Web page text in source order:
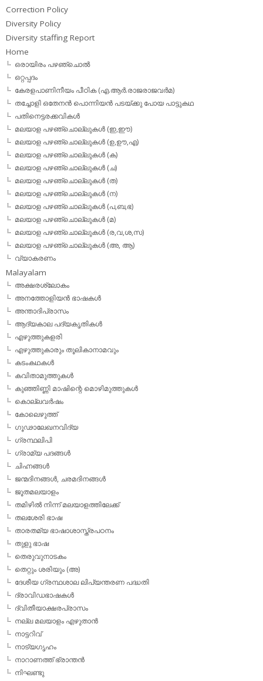
Correction Policy
Diversity Policy
Diversity staffing Report
Home
ഒരായിരം പഴഞ്ചൊല്‍
ഒറ്റപ്പദം
കേരളപാണിനീയം പീഠിക (എ.ആര്‍.രാജരാജവര്‍മ)
തച്ചോളി ഒതേനൻ പൊന്നിയൻ പടയ്‌ക്കു പോയ പാട്ടുകഥ
പതിനെട്ടരക്കവികള്‍
മലയാള പഴഞ്ചൊല്ലുകള്‍ (ഇ,ഈ)
മലയാള പഴഞ്ചൊല്ലുകള്‍ (ഉ,ഊ,എ)
മലയാള പഴഞ്ചൊല്ലുകള്‍ (ക)
മലയാള പഴഞ്ചൊല്ലുകള്‍ (ച)
മലയാള പഴഞ്ചൊല്ലുകള്‍ (ത)
മലയാള പഴഞ്ചൊല്ലുകള്‍ (ന)
മലയാള പഴഞ്ചൊല്ലുകള്‍ (പ,ബ,ഭ)
മലയാള പഴഞ്ചൊല്ലുകള്‍ (മ)
മലയാള പഴഞ്ചൊല്ലുകള്‍ (ര,വ,ശ,സ)
മലയാള പഴഞ്ചൊല്ലുകൾ (അ, ആ)
വ്യാകരണം
Malayalam
അക്ഷരശ്ലോകം
അനത്തോളിയന്‍ ഭാഷകള്‍
അന്താദിപ്രാസം
ആദ്യകാല പദ്യകൃതികള്‍
എഴുത്തുകളരി
എഴുത്തുകാരും തൂലികാനാമവും
കടംകഥകള്‍
കവിതാമുത്തുകള്‍
കുഞ്ഞിണ്ണി മാഷിന്റെ മൊഴിമുത്തുകള്‍
കൊല്ലവര്‍ഷം
കോലെഴുത്ത്
ഗൂഢാലേഖനവിദ്യ
ഗ്രന്ഥലിപി
ഗ്രാമ്യ പദങ്ങള്‍
ചിഹ്നങ്ങള്‍
ജന്മദിനങ്ങള്‍, ചരമദിനങ്ങള്‍
ജൂതമലയാളം
തമിഴില്‍ നിന്ന് മലയാളത്തിലേക്ക്
തലശേരി ഭാഷ
താരതമ്യ ഭാഷാശാസ്ത്രപഠനം
തുളു ഭാഷ
തെരുവുനാടകം
തെറ്റും ശരിയും (അ)
ദേശീയ ഗ്രന്ഥശാല ലിപ്യന്തരണ പദ്ധതി
ദ്രാവിഡഭാഷകള്‍
ദ്വിതീയാക്ഷരപ്രാസം
നല്ല മലയാളം എഴുതാന്‍
നാട്ടറിവ്
നാട്യഗൃഹം
നാറാണത്ത് ഭ്രാന്തന്‍
നിഘണ്ടു